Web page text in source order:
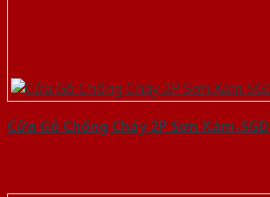
Cửa Gỗ Chống Cháy 2P Sơn Xám-SGD